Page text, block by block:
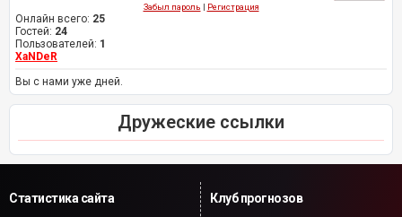
Забыл пароль | Регистрация
Онлайн всего: 25
Гостей: 24
Пользователей: 1
XaNDeR
Вы с нами уже дней.
Дружеские ссылки
Статистика сайта
Клуб прогнозов